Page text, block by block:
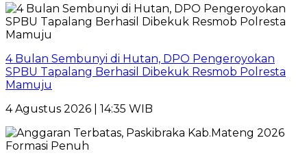
4 Bulan Sembunyi di Hutan, DPO Pengeroyokan
SPBU Tapalang Berhasil Dibekuk Resmob Polresta
Mamuju
4 Agustus 2026 | 14:35 WIB